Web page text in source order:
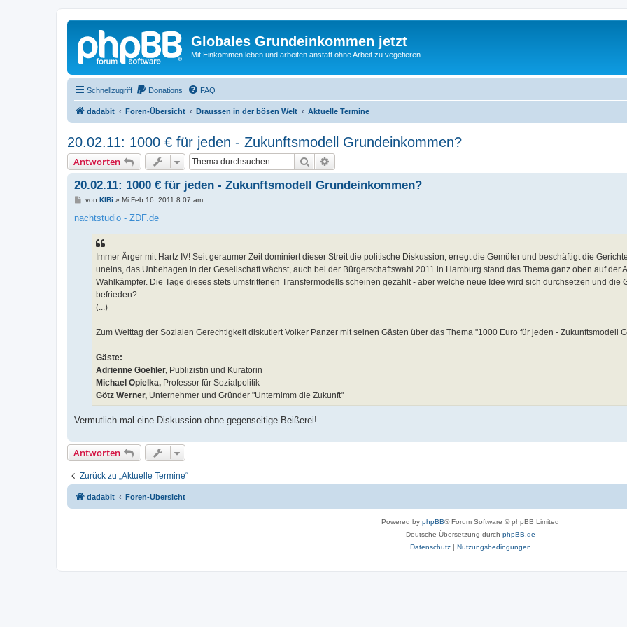
Globales Grundeinkommen jetzt
Mit Einkommen leben und arbeiten anstatt ohne Arbeit zu vegetieren
Schnellzugriff Donations FAQ
dadabit Foren-Übersicht Draussen in der bösen Welt Aktuelle Termine
20.02.11: 1000 € für jeden - Zukunftsmodell Grundeinkommen?
Antworten Suche
20.02.11: 1000 € für jeden - Zukunftsmodell Grundeinkommen?
B
i
t
von KlBi » Mi Feb 16, 2011 8:07 am
nachtstudio - ZDF.de
Immer Ärger mit Hartz IV! Seit geraumer Zeit dominiert dieser Streit die politische Diskussion, erregt die Gemüter und beschäftigt die
uneins, das Unbehagen in der Gesellschaft wächst, auch bei der Bürgerschaftswahl 2011 in Hamburg stand das Thema ganz oben auf der
Wahlkämpfer. Die Tage dieses stets umstrittenen Transfermodells scheinen gezählt - aber welche neue Idee wird sich durchsetzen und die
befrieden?
(...)
Zum Welttag der Sozialen Gerechtigkeit diskutiert Volker Panzer mit seinen Gästen über das Thema "1000 Euro für jeden - Zukunftsmodell
Gäste:
Adrienne Goehler, Publizistin und Kuratorin
Michael Opielka, Professor für Sozialpolitik
Götz Werner, Unternehmer und Gründer "Unternimm die Zukunft"
Vermutlich mal eine Diskussion ohne gegenseitige Beißerei!
Antworten
Zurück zu „Aktuelle Termine“
dadabit Foren-Übersicht
Powered by phpBB® Forum Software © phpBB Limited
Deutsche Übersetzung durch phpBB.de
Datenschutz| Nutzungsbedingungen